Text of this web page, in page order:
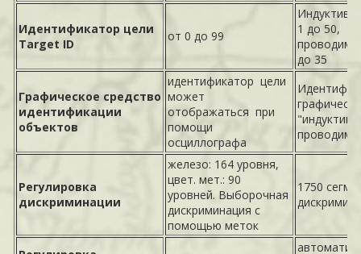
Идентификатор цели
Target ID
от 0 до 99
1 до 50,
до 35
Графическое средство
идентификации
объектов
идентификатор цели
может
отображаться при
помощи
осциллографа
Регулировка
дискриминации
железо: 164 уровня,
цвет. мет.: 90
уровней. Выборочная
дискриминация с
помощью меток
1750